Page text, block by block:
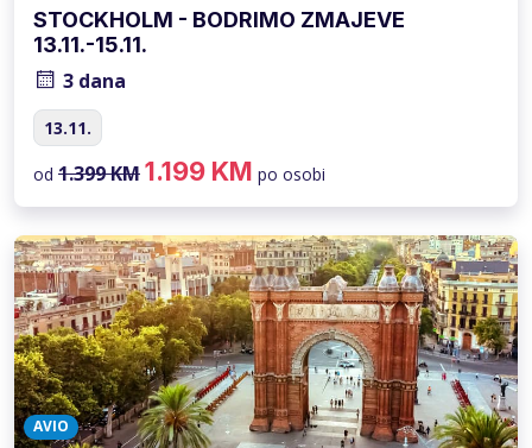
STOCKHOLM - BODRIMO ZMAJEVE
13.11.-15.11.
3 dana
13.11.
od 1.399 KM1.199 KM po osobi
AVIO